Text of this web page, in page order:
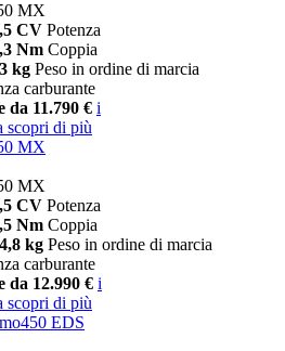
MX
CV Potenza
Nm Coppia
kg Peso in ordine di marcia
carburante
da 11.790 € i
scopri di più
MX
MX
CV Potenza
Nm Coppia
kg Peso in ordine di marcia
carburante
da 12.990 € i
scopri di più
EDS